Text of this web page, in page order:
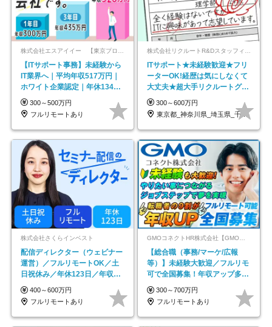
【ITサポート事務】未経験から
IT業界へ｜平均年収517万円｜
ホワイト企業認定｜年休134日
｜リモートOK
300～500万円
フルリモートあり
ITサポート★未経験歓迎★フリ
ーターOK!経歴は気にしなくて
大丈夫★超大手リクルートグル
ープの正社員/sg
300～600万円
東京都_神奈川県_埼玉県_千葉県_大阪府…
株式会社さくらインベスト
配信ディレクター（ウェビナー
運営）／フルリモートOK／土
日祝休み／年休123日／年収
600万円可
400～600万円
フルリモートあり
GMOコネクトHR株式会社【GMOインターネットグループ】
【総合職（事務/マーケ/広報
等）】未経験大歓迎／フルリモ
可で全国募集！年収アップ多数
★年休最大130日★
300～700万円
フルリモートあり